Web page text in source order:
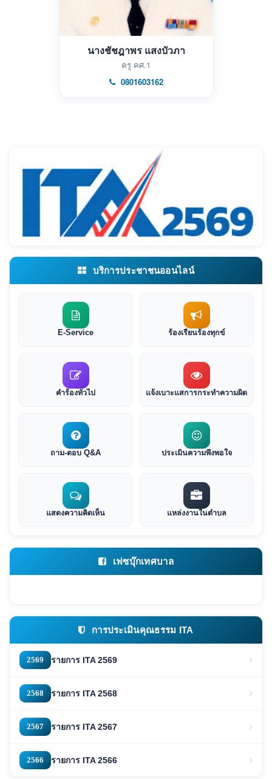
นางชัชฎาพร แสงบัวภา
ครู คศ.1
0801603162
บริการประชาชนออนไลน์
E-Service ร้องเรียนร้องทุกข์
คำร้องทั่วไป แจ้งเบาะแสการกระทำความผิด
ถาม-ตอบ Q&A ประเมินความพึงพอใจ
แสดงความคิดเห็น แหล่งงานในตำบล
เฟซบุ๊กเทศบาล
การประเมินคุณธรรม ITA
2569 รายการ ITA 2569
2568 รายการ ITA 2568
2567 รายการ ITA 2567
2566 รายการ ITA 2566